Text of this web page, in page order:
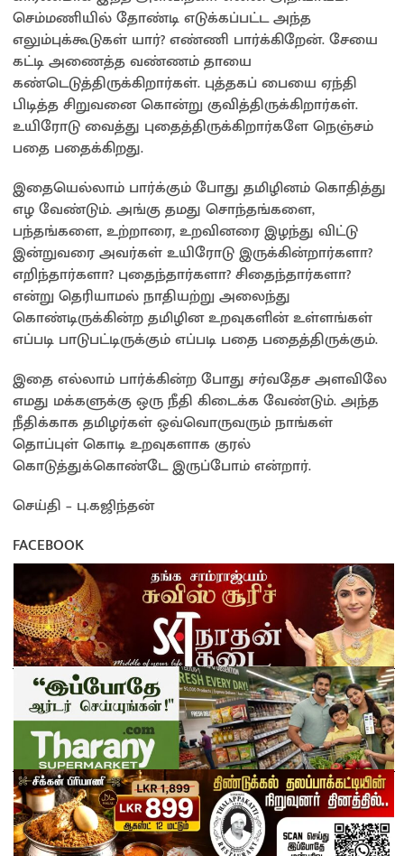
செம்மணியில் தோண்டி எடுக்கப்பட்ட அந்த
எலும்புக்கூடுகள் யார்? எண்ணி பார்க்கிறேன். சேயை
கட்டி அணைத்த வண்ணம் தாயை
கண்டெடுத்திருக்கிறார்கள். புத்தகப் பையை ஏந்தி
பிடித்த சிறுவனை கொன்று குவித்திருக்கிறார்கள்.
உயிரோடு வைத்து புதைத்திருக்கிறார்களே நெஞ்சம்
பதை பதைக்கிறது.
இதையெல்லாம் பார்க்கும் போது தமிழினம் கொதித்து
எழ வேண்டும். அங்கு தமது சொந்தங்களை,
பந்தங்களை, உற்றாரை, உறவினரை இழந்து விட்டு
இன்றுவரை அவர்கள் உயிரோடு இருக்கின்றார்களா?
எறிந்தார்களா? புதைந்தார்களா? சிதைந்தார்களா?
என்று தெரியாமல் நாதியற்று அலைந்து
கொண்டிருக்கின்ற தமிழின உறவுகளின் உள்ளங்கள்
எப்படி பாடுபட்டிருக்கும் எப்படி பதை பதைத்திருக்கும்.
இதை எல்லாம் பார்க்கின்ற போது சர்வதேச அளவிலே
எமது மக்களுக்கு ஒரு நீதி கிடைக்க வேண்டும். அந்த
நீதிக்காக தமிழர்கள் ஒவ்வொருவரும் நாங்கள்
தொப்புள் கொடி உறவுகளாக குரல்
கொடுத்துக்கொண்டே இருப்போம் என்றார்.
செய்தி – பு.கஜிந்தன்
FACEBOOK